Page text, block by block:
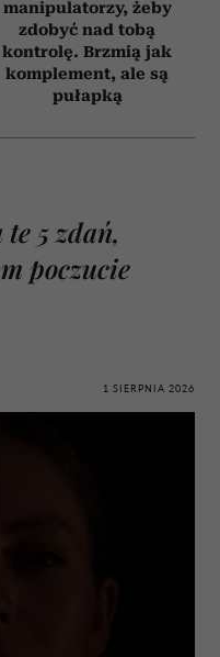
manipulatorzy, żeby
zdobyć nad tobą
kontrolę. Brzmią jak
komplement, ale są
pułapką
5 zdań,
poczucie
1 SIERPNIA 2026